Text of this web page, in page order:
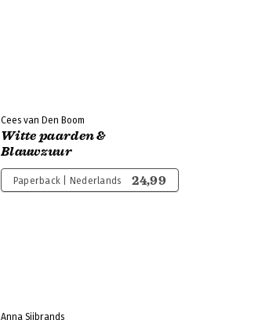
Cees van Den Boom
Witte paarden &
Blauwzuur
Paperback | Nederlands 24,99
Anna Sijbrands